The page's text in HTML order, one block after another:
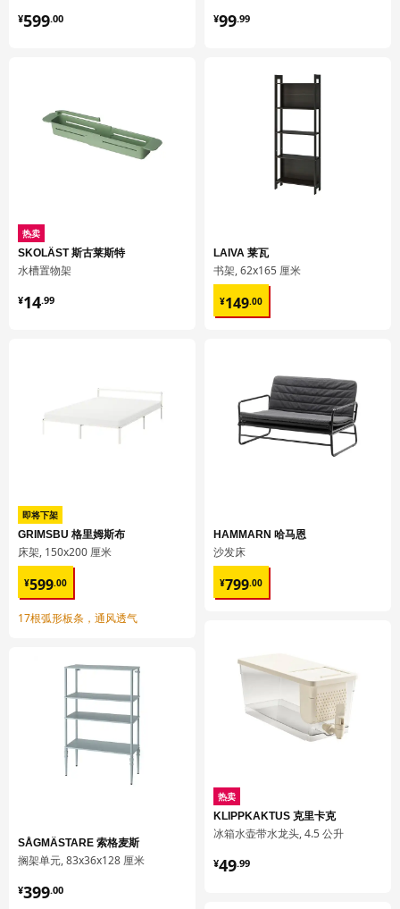
重量
1.87 公斤
BODBYN 伯德比
长度
净重
3.66 公斤
容量
6.7 公升
3.99 公斤
METOD 米多
高度
长度
78 厘米
净重
15.51 公斤
容量
30.7 公升
重量
包装数量
MAXIMERA 马斯麦
抽屉，低
902.711.05
8 厘米
57 厘米
净重
4.02 公斤
¥599.00
¥ 599.00
热卖
SKOLÄST 斯古莱斯特
水槽置物架
¥14.99
¥ 14.99
即将下架
GRIMSBU 格里姆斯布
床架, 150x200 厘米
¥599.00
¥ 599.00
17根弧形板条，通风透气
SÅGMÄSTARE 索格麦斯
搁架单元, 83x36x128 厘米
¥399.00
¥ 399.00
¥99.99
¥ 99.99
LAIVA 莱瓦
书架, 62x165 厘米
¥149.00
¥ 149.00
HAMMARN 哈马恩
沙发床
¥799.00
¥ 799.00
热卖
KLIPPKAKTUS 克里卡克
冰箱水壶带水龙头, 4.5 公升
¥49.99
¥ 49.99